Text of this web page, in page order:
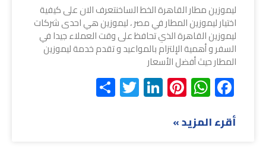
ليموزين مطار القاهرة الخط الساخنتعرف الان على كيفية
اختيار ليموزين المطار في مصر ، ليموزين هي احدى شركات
ليموزين القاهرة الذي تحافظ على وقت العملاء جيدا في
السفر و أهمية الإلتزام بالمواعيد و تقدم خدمة ليموزين
المطار حيث أفضل الأسعار
Facebook
WhatsApp
Pinterest
LinkedIn
Twitter
أقرء المزيد »